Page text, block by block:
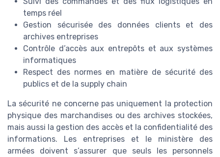
temps réel
Gestion sécurisée des données clients et des
archives entreprises
Contrôle d’accès aux entrepôts et aux systèmes
informatiques
Respect des normes en matière de sécurité des
publics et de la supply chain
La sécurité ne concerne pas uniquement la protection
physique des marchandises ou des archives stockées,
mais aussi la gestion des accès et la confidentialité des
informations. Les entreprises et le ministère des
armées doivent s’assurer que seuls les personnels